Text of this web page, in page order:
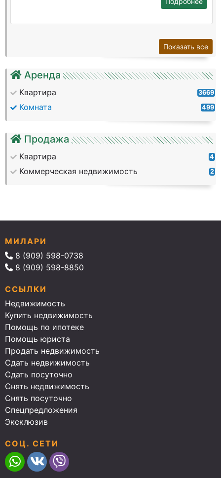
Аренда
Квартира 3669
Комната 499
Продажа
Квартира 4
Коммерческая недвижимость 2
Показать все
МИЛАРИ
8 (909) 598-0738
8 (909) 598-8850
ССЫЛКИ
Недвижимость
Купить недвижимость
Помощь по ипотеке
Помощь юриста
Продать недвижимость
Сдать недвижимость
Сдать посуточно
Снять недвижимость
Снять посуточно
Спецпредложения
Эксклюзив
СОЦ. СЕТИ